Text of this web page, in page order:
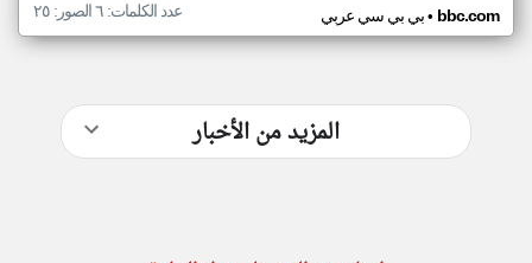
بي بي سي عربي• bbc.com عدد الكلمات: ٦ الصور: ٢٥
المزيد من الأخبار